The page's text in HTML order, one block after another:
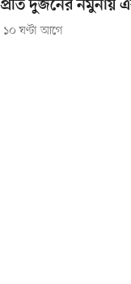
প্রতি দুজনের নমুনায়
১০ ঘণ্টা আগে